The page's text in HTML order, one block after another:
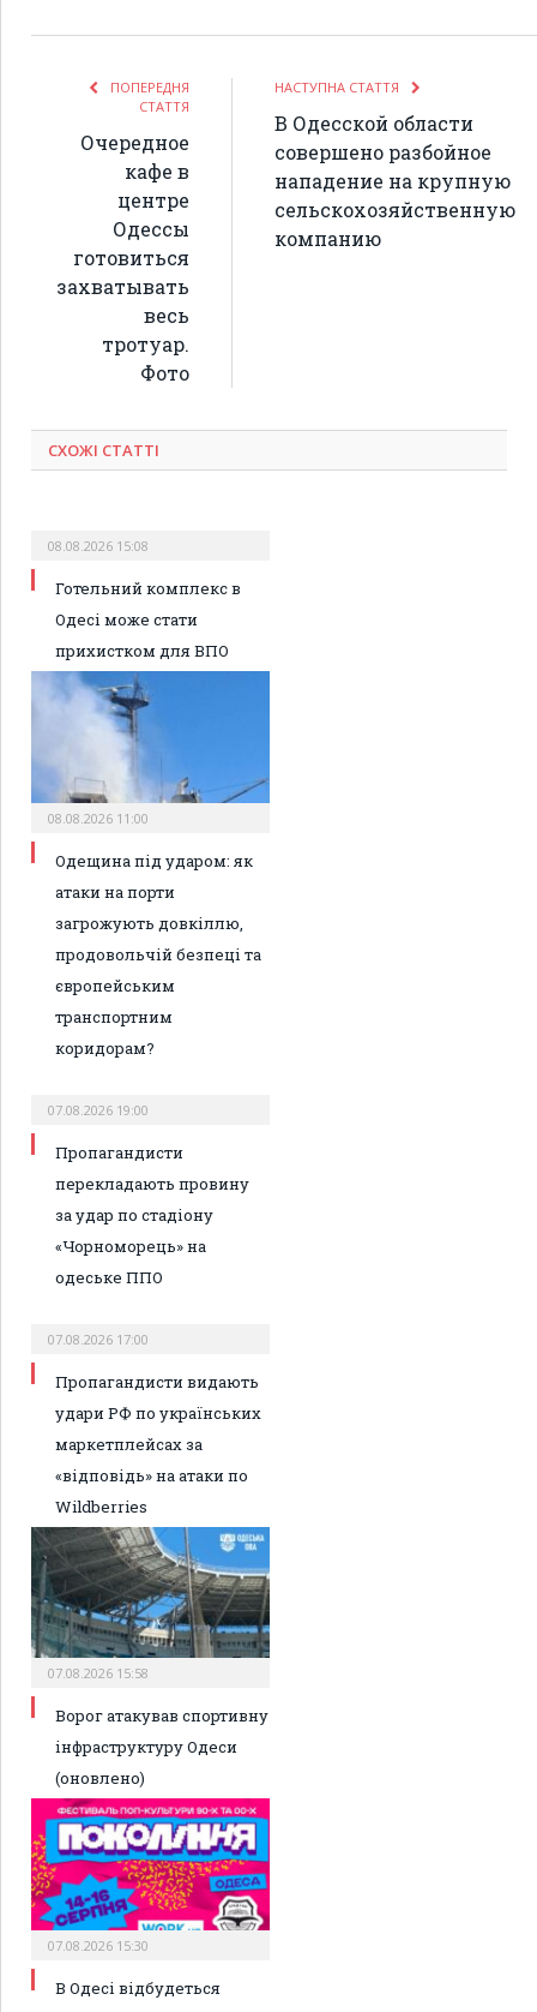
ПОПЕРЕДНЯ
СТАТТЯ
Очередное
кафе в
центре
Одессы
готовиться
захватывать
весь
тротуар.
Фото
НАСТУПНА СТАТТЯ
В Одесской области
совершено разбойное
нападение на крупную
сельскохозяйственную
компанию
СХОЖІ СТАТТІ
08.08.2026 15:08
Готельний комплекс в
Одесі може стати
прихистком для ВПО
08.08.2026 11:00
Одещина під ударом: як
атаки на порти
загрожують довкіллю,
продовольчій безпеці та
європейським
транспортним
коридорам?
07.08.2026 19:00
Пропагандисти
перекладають провину
за удар по стадіону
«Чорноморець» на
одеське ППО
07.08.2026 17:00
Пропагандисти видають
удари РФ по українських
маркетплейсах за
«відповідь» на атаки по
Wildberries
07.08.2026 15:58
Ворог атакував спортивну
інфраструктуру Одеси
(оновлено)
07.08.2026 15:30
В Одесі відбудеться